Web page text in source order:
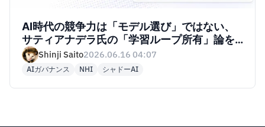
AI時代の競争力は「モデル選び」ではない、
サティアナデラ氏の「学習ループ所有」論を
読み解く
Shinji Saito2026.06.16 04:07
AIガバナンス NHI シャドーAI